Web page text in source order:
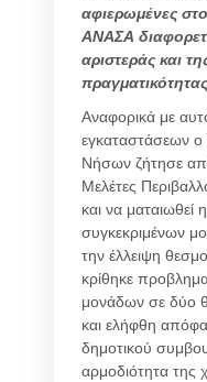
αφιερωμένες
ΑΝΑΣΑ
αριστεράς και
Αναφορικά με
εγκαταστάσεων ο
Νήσων ζήτησε
Μελέτες
και να ματαιωθεί
συγκεκριμένων
την έλλειψη
κρίθηκε
μονάδων σε δύο
και ελήφθη
δημοτικού
αρμοδιότητα της